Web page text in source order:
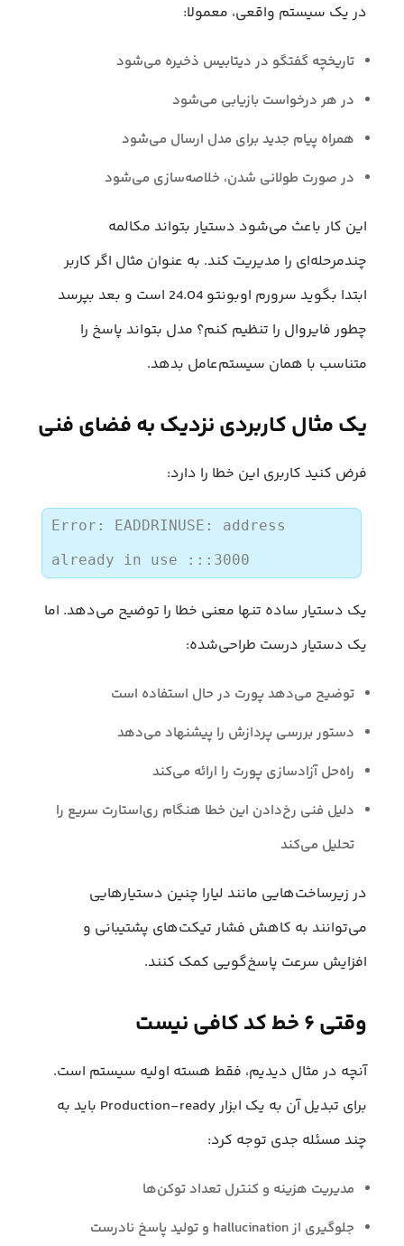
در یک سیستم واقعی، معمولا:
تاریخچه گفتگو در دیتابیس ذخیره می‌شود
در هر درخواست بازیابی می‌شود
همراه پیام جدید برای مدل ارسال می‌شود
در صورت طولانی شدن، خلاصه‌سازی می‌شود
این کار باعث می‌شود دستیار بتواند مکالمه
چندمرحله‌ای را مدیریت کند. به عنوان مثال اگر کاربر
ابتدا بگوید سرورم اوبونتو 24.04 است و بعد بپرسد
چطور فایروال را تنظیم کنم؟ مدل بتواند پاسخ را
متناسب با همان سیستم‌عامل بدهد.
یک مثال کاربردی نزدیک به فضای فنی
فرض کنید کاربری این خطا را دارد:
Error: EADDRINUSE: address
already in use :::3000
یک دستیار ساده تنها معنی خطا را توضیح می‌دهد. اما
یک دستیار درست طراحی‌شده:
توضیح می‌دهد پورت در حال استفاده است
دستور بررسی پردازش را پیشنهاد می‌دهد
راه‌حل آزادسازی پورت را ارائه می‌کند
دلیل فنی رخ‌دادن این خطا هنگام ری‌استارت سریع را
تحلیل می‌کند
در زیرساخت‌هایی مانند لیارا چنین دستیارهایی
می‌توانند به کاهش فشار تیکت‌های پشتیبانی و
افزایش سرعت پاسخ‌گویی کمک کنند.
وقتی ۶ خط کد کافی نیست
آنچه در مثال دیدیم، فقط هسته اولیه سیستم است.
برای تبدیل آن به یک ابزار Production-ready باید به
چند مسئله جدی توجه کرد:
مدیریت هزینه و کنترل تعداد توکن‌ها
جلوگیری از hallucination و تولید پاسخ نادرست